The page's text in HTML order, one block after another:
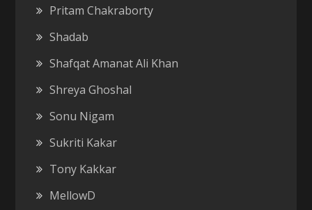
Pritam Chakraborty
Shadab
Shafqat Amanat Ali Khan
Shreya Ghoshal
Sonu Nigam
Sukriti Kakar
Tony Kakkar
MellowD